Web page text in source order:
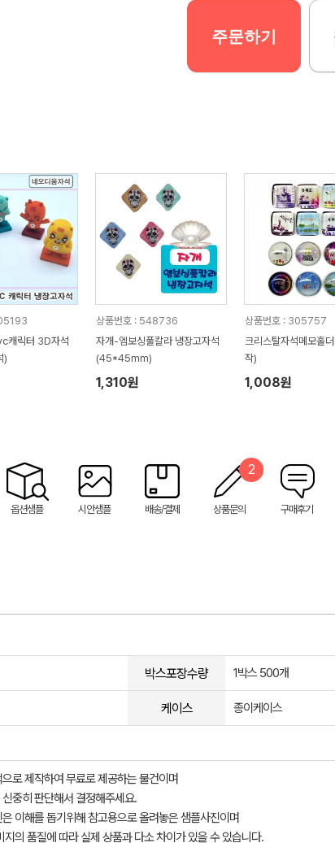
주문하기
캐릭터 3D자석
)
상품번호 : 548736
자개-엠보싱풀칼라 냉장고자석
(45*45mm)
1,310원
상품번호 : 305757
크리스탈자석메모홀더
작)
1,008원
옵션샘플 시안샘플 배송/결제 상품문의
2
구매후기
박스포장수량 1박스 500개
케이스 종이케이스
로 제작하여 무료로 제공하는 물건이며
중히 판단해서 결정해주세요.
이해를 돕기위해 참고용으로 올려놓은 샘플사진이며
지의 품질에 따라 실제 상품과 다소 차이가 있을 수 있습니다.